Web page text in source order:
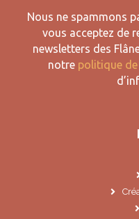
Nous ne spammons
vous acceptez de
newsletters des
notre politique